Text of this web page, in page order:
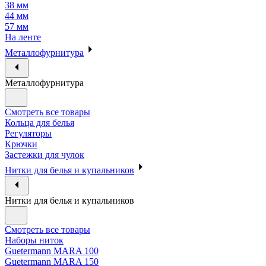
38 мм
44 мм
57 мм
На ленте
Металлофурнитура
Металлофурнитура
Смотреть все товары
Кольца для белья
Регуляторы
Крючки
Застежки для чулок
Нитки для белья и купальников
Нитки для белья и купальников
Смотреть все товары
Наборы ниток
Guetermann MARA 100
Guetermann MARA 150